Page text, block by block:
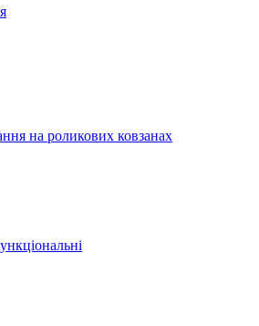
на роликових ковзанах